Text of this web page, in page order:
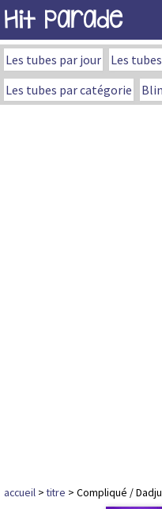
Hit Parade
Les tubes par jour Les
Les tubes par catégorie
accueil >titre > Compliqué / Dadju